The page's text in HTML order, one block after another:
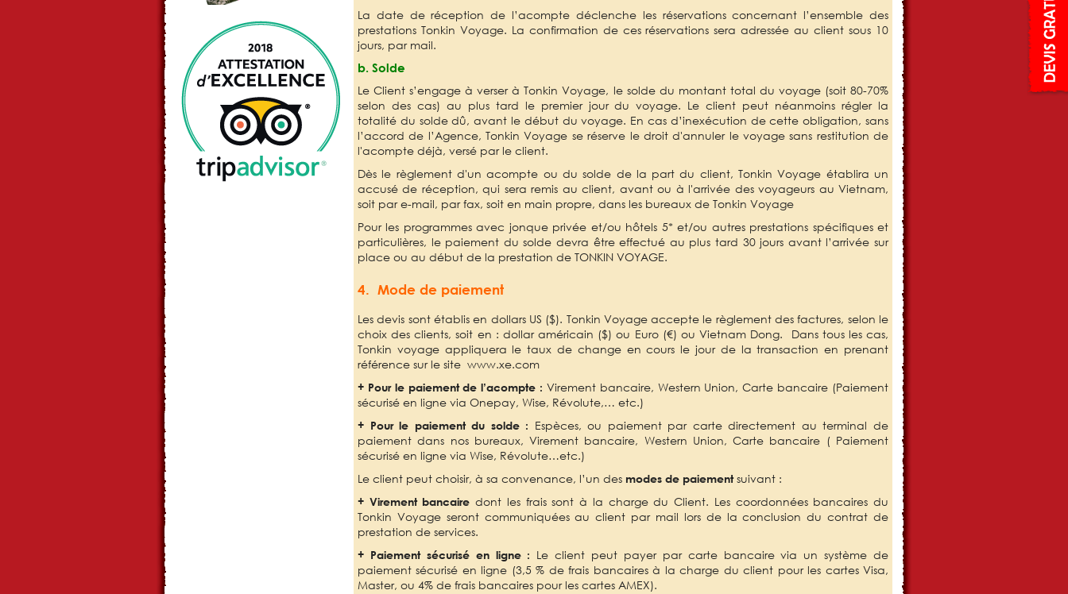
La date de réception de l’acompte déclenche les réservations concernant l’ensemble des
prestations Tonkin Voyage. La confirmation de ces réservations sera adressée au client sous 10
jours, par mail.
b. Solde
Le Client s’engage à verser à Tonkin Voyage, le solde du montant total du voyage (soit 80-70%
selon des cas) au plus tard le premier jour du voyage. Le client peut néanmoins régler la
totalité du solde dû, avant le début du voyage. En cas d’inexécution de cette obligation, sans
l’accord de l’Agence, TonkinVoyage se réserve le droit d'annuler le voyage sans restitution de
l'acompte déjà, versé par le client.
Dès le règlement d'un acompte ou du solde de la part du client, Tonkin Voyage établira un
accusé de réception, qui sera remis au client, avant ou à l'arrivée des voyageurs au Vietnam,
soit par e-mail, par fax, soit en main propre, dans les bureaux de Tonkin Voyage
Pour les programmes avec jonque privée et/ou hôtels 5* et/ou autres prestations spécifiques et
particulières, le paiement du solde devra être effectué au plus tard 30 jours avant l’arrivée sur
place ou au début de la prestation de TONKIN VOYAGE.
4. Mode de paiement
Les devis sont établis en dollars US ($). Tonkin Voyage accepte le règlement des factures, selon le
choix des clients, soit en : dollar américain ($) ou Euro (€) ou Vietnam Dong. Dans tous les cas,
Tonkin voyage appliquera le taux de change en cours le jour de la transaction en prenant
référence sur le site www.xe.com
+ Pour le paiement de l’acompte : Virement bancaire, Western Union, Carte bancaire (Paiement
sécurisé en ligne via Onepay, Wise, Révolute,… etc.)
+ Pour le paiement du solde : Espèces, ou paiement par carte directement au terminal de
paiement dans nos bureaux,Virement bancaire, Western Union, Carte bancaire ( Paiement
sécurisé en ligne via Wise, Révolute…etc.)
Le client peut choisir, à sa convenance, l’un des modes de paiementsuivant :
+ Virement bancaire dont les frais sont à la charge du Client. Les coordonnées bancaires du
Tonkin Voyage seront communiquées au client par mail lors de la conclusion du contrat de
prestation de services.
+ Paiement sécurisé en ligne : Le client peut payer par carte bancaire via un système de
paiement sécurisé en ligne (3,5 % de frais bancaires à la charge du client pour les cartes Visa,
Master, ou 4% de frais bancaires pour les cartes AMEX).